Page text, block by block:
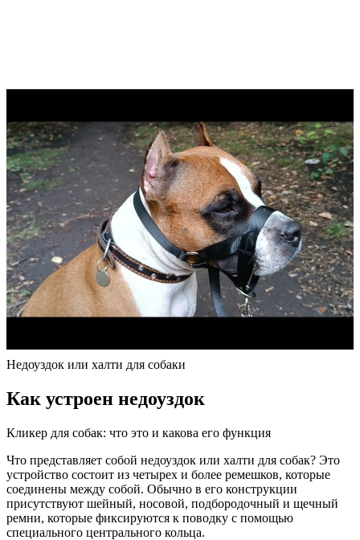
Недоуздок или халти для собаки
Как устроен недоуздок
Кликер для собак: что это и какова его функция
Что представляет собой недоуздок или халти для собак? Это
устройство состоит из четырех и более ремешков, которые
соединены между собой. Обычно в его конструкции
присутствуют шейный, носовой, подбородочный и щечный
ремни, которые фиксируются к поводку с помощью
специального центрального кольца.